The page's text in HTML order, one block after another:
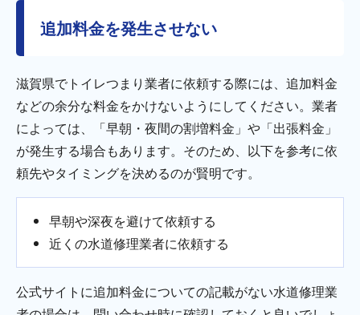
追加料金を発生させない
滋賀県でトイレつまり業者に依頼する際には、追加料金
などの余分な料金をかけないようにしてください。業者
によっては、「早朝・夜間の割増料金」や「出張料金」
が発生する場合もあります。そのため、以下を参考に依
頼先やタイミングを決めるのが賢明です。
早朝や深夜を避けて依頼する
近くの水道修理業者に依頼する
公式サイトに追加料金についての記載がない水道修理業